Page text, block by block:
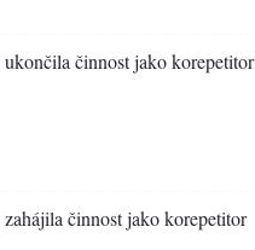
ukončila činnost jako korepetitor
zahájila činnost jako korepetitor